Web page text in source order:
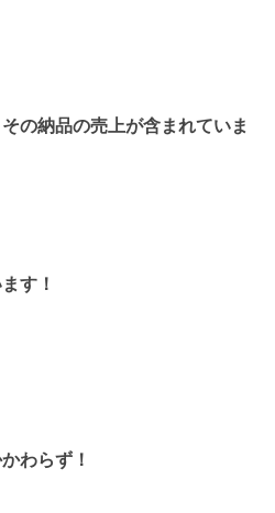
の納品の売上が含まれていま
す！
わらず！